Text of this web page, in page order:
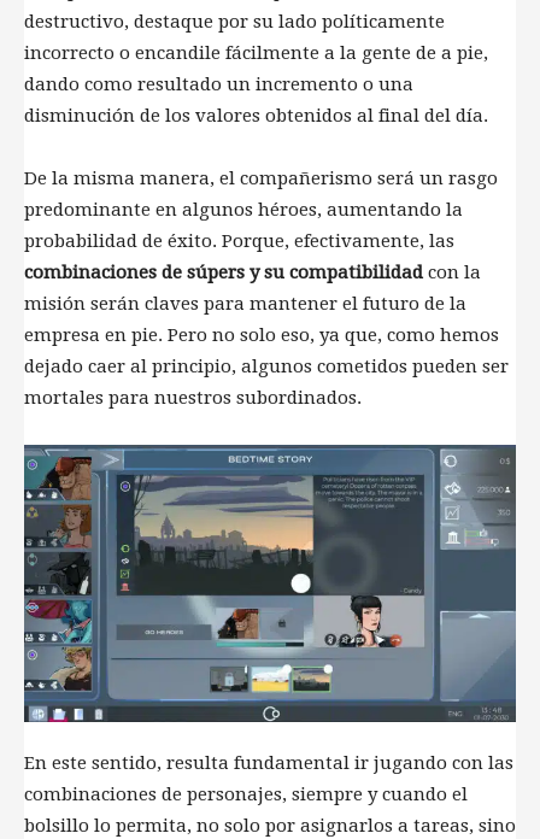
destructivo, destaque por su lado políticamente
incorrecto o encandile fácilmente a la gente de a pie,
dando como resultado un incremento o una
disminución de los valores obtenidos al final del día.
De la misma manera, el compañerismo será un rasgo
predominante en algunos héroes, aumentando la
probabilidad de éxito. Porque, efectivamente, las
combinaciones de súpers y su compatibilidad con la
misión serán claves para mantener el futuro de la
empresa en pie. Pero no solo eso, ya que, como hemos
dejado caer al principio, algunos cometidos pueden ser
mortales para nuestros subordinados.
En este sentido, resulta fundamental ir jugando con las
combinaciones de personajes, siempre y cuando el
bolsillo lo permita, no solo por asignarlos a tareas, sino